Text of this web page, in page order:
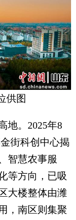
供图
。2025年8
街科创中心揭
智慧农事服
等方向，已吸
大楼整体由潍
，南区则集聚